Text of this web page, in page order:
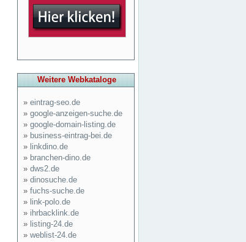
Weitere Webkataloge
» eintrag-seo.de
» google-anzeigen-suche.de
» google-domain-listing.de
» business-eintrag-bei.de
» linkdino.de
» branchen-dino.de
» dws2.de
» dinosuche.de
» fuchs-suche.de
» link-polo.de
» ihrbacklink.de
» listing-24.de
» weblist-24.de